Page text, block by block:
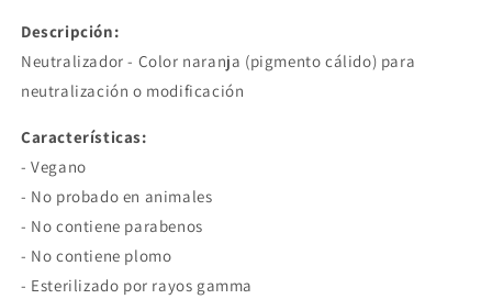
Descripción:
Neutralizador - Color naranja (pigmento cálido) para
neutralización o modificación
Características:
- Vegano
- No probado en animales
- No contiene parabenos
- No contiene plomo
- Esterilizado por rayos gamma